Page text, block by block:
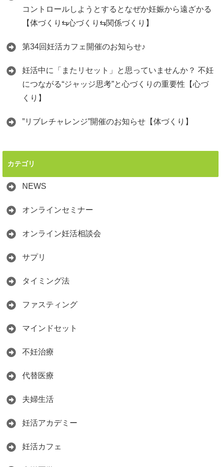
コントロールしようとするとなぜか妊娠から遠ざかる
【体づくり⇆心づくり⇆関係づくり】
第34回妊活カフェ開催のお知らせ♪
妊活中に「またリセット」と思っていませんか？ 不妊
につながる“ジャッジ思考”と心づくりの重要性【心づ
くり】
”リブレチャレンジ”開催のお知らせ【体づくり】
カテゴリ
NEWS
オンラインセミナー
オンライン妊活相談会
サプリ
タイミング法
ファスティング
マインドセット
不妊治療
代替医療
夫婦生活
妊活アカデミー
妊活カフェ